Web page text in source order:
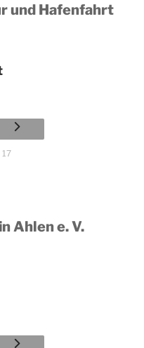
und Hafenfahrt
17
Ahlen e. V.